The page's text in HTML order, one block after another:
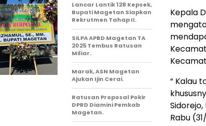
Kepala
“ Kalau
Rabu
Lancar Lantik 128 Kepsek,
Bupati Magetan Siapkan
Rekrutmen Tahap II.
SiLPA APBD Magetan TA
2025 Tembus Ratusan
Miliar.
Marak, ASN Magetan
Ajukan Ijin Cerai.
Ratusan Proposal Pokir
DPRD Diamini Pemkab
Magetan.